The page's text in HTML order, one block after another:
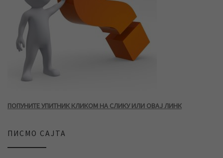
ПОПУНИТЕ УПИТНИК КЛИКОМ НА СЛИКУ ИЛИ ОВАЈ ЛИНК
ПИСМО САЈТА